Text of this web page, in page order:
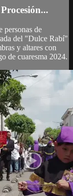
personas de
del "Dulce Rabí"
y altares con
de cuaresma 2024.